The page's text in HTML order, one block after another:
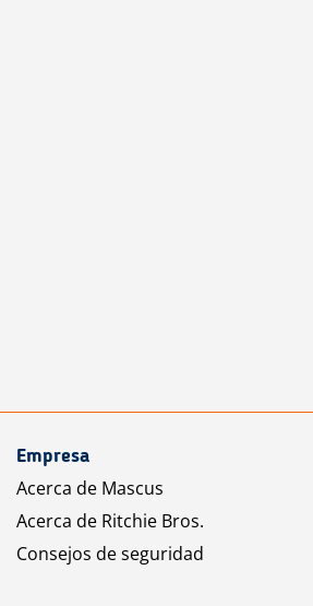
Empresa
Acerca de Mascus
Acerca de Ritchie Bros.
Consejos de seguridad